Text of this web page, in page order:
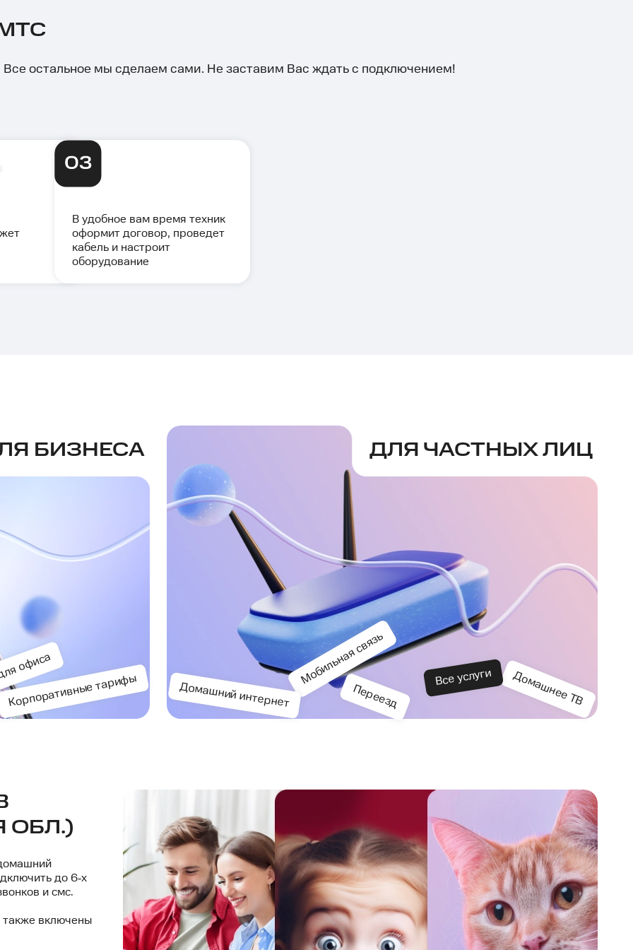
Все остальное мы сделаем сами. Не заставим Вас ждать с подключением!
В удобное вам время техник
оформит договор, проведет
кабель и настроит
оборудование
БИЗНЕСА
Корпоративные тарифы
офиса
ДЛЯ ЧАСТНЫХ ЛИЦ
Мобильная связь
Домашний интернет Домашнее ТВ
Все услуги
Переезд
ОБЛ.)
до 6‑х
и смс.
также включены